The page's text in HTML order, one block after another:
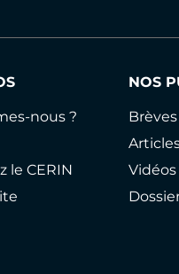
nous ?
le CERIN
NOS